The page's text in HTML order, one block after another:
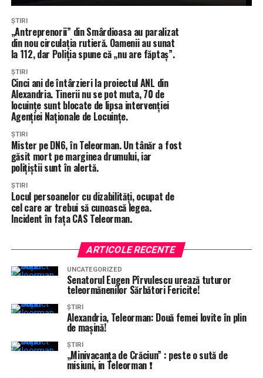
ȘTIRI
„Antreprenorii” din Smârdioasa au paralizat
din nou circulația rutieră. Oamenii au sunat
la 112, dar Poliția spune că „nu are făptaș”.
ȘTIRI
Cinci ani de întârzieri la proiectul ANL din
Alexandria. Tinerii nu se pot muta, 70 de
locuințe sunt blocate de lipsa intervenției
Agenției Naționale de Locuințe.
ȘTIRI
Mister pe DN6, în Teleorman. Un tânăr a fost
găsit mort pe marginea drumului, iar
polițiștii sunt în alertă.
ȘTIRI
Locul persoanelor cu dizabilități, ocupat de
cel care ar trebui să cunoască legea.
Incident în fața CAS Teleorman.
ARTICOLE RECENTE
UNCATEGORIZED
Senatorul Eugen Pîrvulescu urează tuturor
teleormănenilor Sărbători Fericite!
ȘTIRI
Alexandria, Teleorman: Două femei lovite în plin
de mașină!
ȘTIRI
„Minivacanța de Crăciun” : peste o sută de
misiuni, in Teleorman ❗